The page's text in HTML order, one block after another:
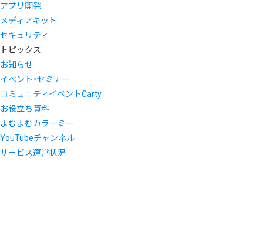
アプリ開発
メディアキット
セキュリティ
トピックス
お知らせ
イベント・セミナー
コミュニティイベントCarty
お役立ち資料
よむよむカラーミー
YouTubeチャンネル
サービス運営状況